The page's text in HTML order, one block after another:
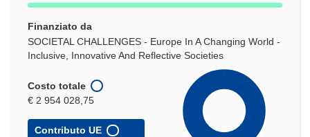
Finanziato da
SOCIETAL CHALLENGES - Europe In A Changing World -
Inclusive, Innovative And Reflective Societies
Costo totale
€ 2 954 028,75
Contributo UE